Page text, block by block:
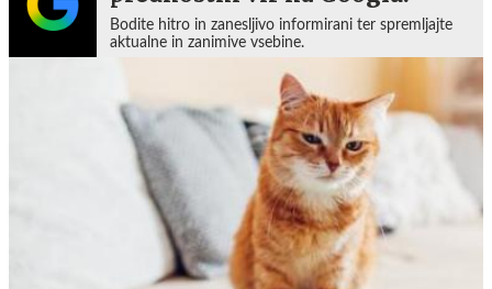
Bodite hitro in zanesljivo informirani ter spremljajte
aktualne in zanimive vsebine.